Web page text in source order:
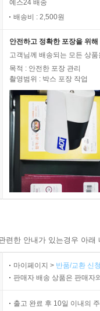
예스24 배송
배송비 : 2,500원
안전하고 정확한 포장을 위
고객님께 배송되는 모든 상
목적 : 안전한 포장 관리
촬영범위 : 박스 포장 작업
련한 안내가 있는경우 아
마이페이지 > 반품/교환 신
판매자 배송 상품은 판매자
출고 완료 후 10일 이내의